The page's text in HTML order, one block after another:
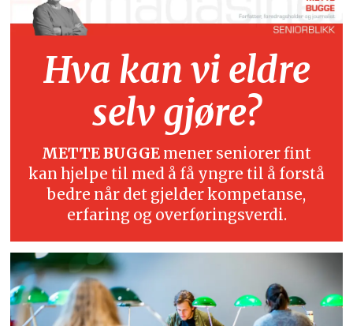
Hva kan vi eldre
selv gjøre?
METTE BUGGE mener seniorer fint
kan hjelpe til med å få yngre til å forstå
bedre når det gjelder kompetanse,
erfaring og overføringsverdi.